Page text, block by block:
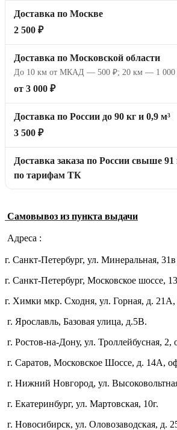
Доставка по Москве
2 500 ₽
Доставка по Московской области
До 10 км от МКАД — 500 ₽; 20 км — 1 000
от 3 000 ₽
Доставка по России до 90 кг и 0,9 м³
3 500 ₽
Доставка заказа по России свыше 91
по тарифам ТК
Самовывоз из пункта выдачи
Адреса :
г. Санкт-Петербург, ул. Минеральная, 31в
г. Санкт-Петербург, Московское шоссе,
г. Химки мкр. Сходня, ул. Горная, д. 21А,
г. Ярославль, Базовая улица, д.5В.
г. Ростов-на-Дону, ул. Троллейбусная, 2,
г. Саратов, Московское Шоссе, д. 14А,
г. Нижний Новгород, ул.
г. Екатеринбург, ул. Мартовская, 10г.
г. Новосибирск, ул. Оловозаводская, д.